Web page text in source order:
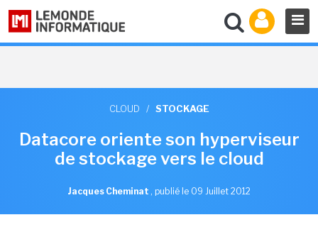
CLOUD / STOCKAGE
Datacore oriente son hyperviseur
de stockage vers le cloud
Jacques Cheminat , publié le 09 Juillet 2012